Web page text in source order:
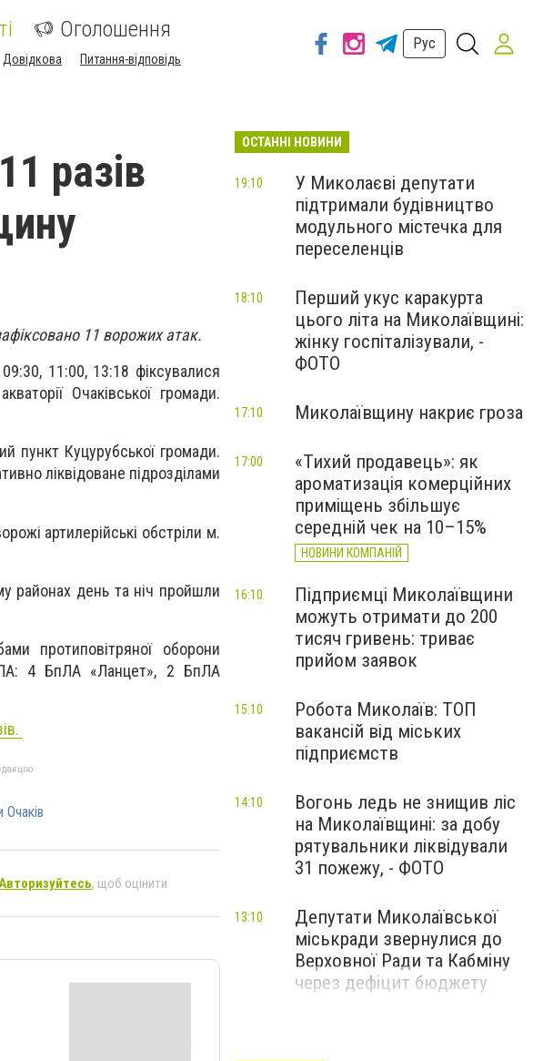
Оголошення
Довідкова Питання-відповідь
Рус
разів
11 ворожих атак.
11:00, 13:18 фіксувалися
Очаківської громади.
пункт Куцурубської громади.
ліквідоване підрозділами
артилерійські обстріли м.
районах день та ніч пройшли
протиповітряної оборони
4 БпЛА «Ланцет», 2 БпЛА
, щоб оцінити
ОСТАННІ НОВИНИ
У Миколаєві депутати
підтримали будівництво
модульного містечка для
переселенців
19:10
Перший укус каракурта
цього літа на Миколаївщині:
жінку госпіталізували, -
ФОТО
18:10
Миколаївщину накриє гроза
17:10
«Тихий продавець»: як
ароматизація комерційних
приміщень збільшує
середній чек на 10–15%
НОВИНИ КОМПАНІЙ
17:00
Підприємці Миколаївщини
можуть отримати до 200
тисяч гривень: триває
прийом заявок
16:10
Робота Миколаїв: ТОП
вакансій від міських
підприємств
15:10
Вогонь ледь не знищив ліс
на Миколаївщині: за добу
рятувальники ліквідували
31 пожежу, - ФОТО
14:10
Депутати Миколаївської
міськради звернулися до
Верховної Ради та Кабміну
через дефіцит бюджету
13:10